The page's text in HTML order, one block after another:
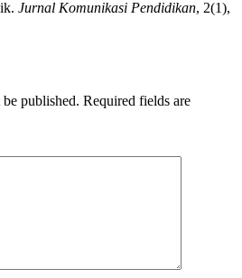
Jurnal Komunikasi Pendidikan, 2(1),
published. Required fields are